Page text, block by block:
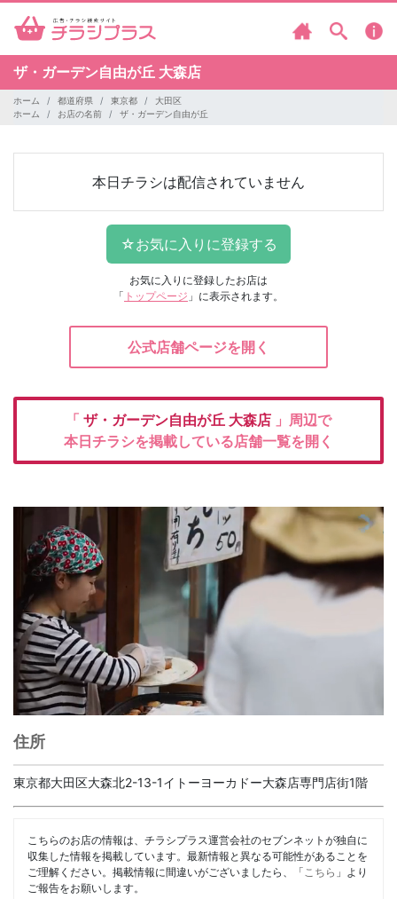
ザ・ガーデン自由が丘 大森店
ホーム 都道府県 東京都
大田区
ホーム
お店の名前 ザ・ガーデン自由が丘
本日チラシは配信されていません
お気に入りに登録したお店は
「 トップページ 」に表示されます。
公式店舗ページを開く
「 ザ・ガーデン自由が丘 大森店 」周辺で
本日チラシを掲載している店舗一覧を開く
住所
東京都大田区大森北2-13-1イトーヨーカドー大森店専門店街1階
こちらのお店の情報は、チラシプラス運営会社のセブンネットが独自に
収集した情報を掲載しています。最新情報と異なる可能性があることを
ご理解ください。掲載情報に間違いがございましたら、「 こちら 」より
ご報告をお願いします。